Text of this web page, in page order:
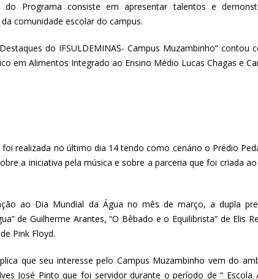
do Programa consiste em apresentar talentos e
comunidade escolar do campus.
do IFSULDEMINAS- Campus Muzambinho”
em Alimentos Integrado ao Ensino Médio Lucas Chagas e
foi realizada no último dia 14 tendo como cenário o Prédio
a iniciativa pela música e sobre a parceria que foi criada
ao Dia Mundial da Água no mês de março, a dupla
de Guilherme Arantes, “O Bêbado e o Equilibrista” de Elis
Pink Floyd.
que seu interesse pelo Campus Muzambinho vem do
José Pinto que foi servidor durante o período de “